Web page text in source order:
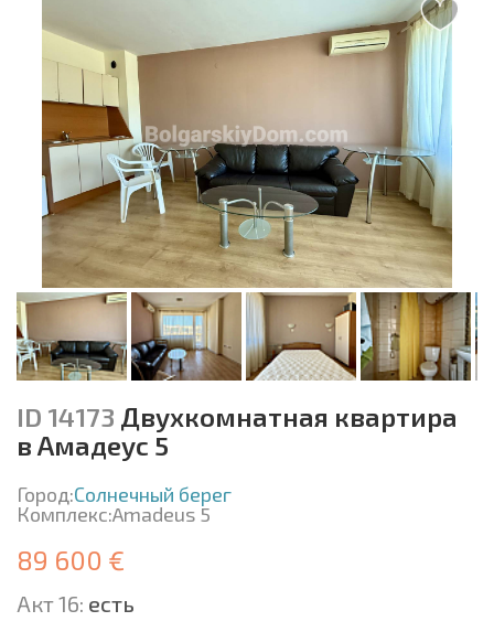
ID 14173 Двухкомнатная квартира
в Амадеус 5
Город:Солнечный берег
Комплекс:Amadeus 5
89 600 €
Акт 16: есть